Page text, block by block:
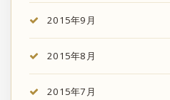
2015年9月
2015年8月
2015年7月